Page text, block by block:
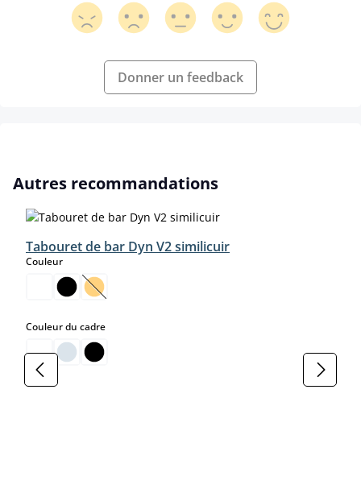
Donner un feedback
Ignorer la galerie de produits
Autres recommandations
Tabouret de bar Dyn V2 similicuir
Couleurselect
(Cette option n'est pas disponible pour le moment.)
Couleur du cadreselect